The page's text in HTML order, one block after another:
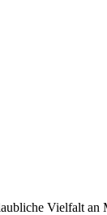
Vielfalt